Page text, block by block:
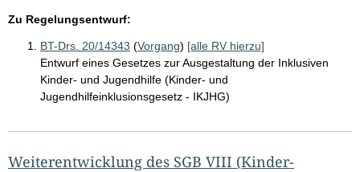
Zu Regelungsentwurf:
BT-Drs. 20/14343 (Vorgang) [alle RV hierzu]
Entwurf eines Gesetzes zur Ausgestaltung der Inklusiven
Kinder- und Jugendhilfe (Kinder- und
Jugendhilfeinklusionsgesetz - IKJHG)
Weiterentwicklung des SGB VIII (Kinder-